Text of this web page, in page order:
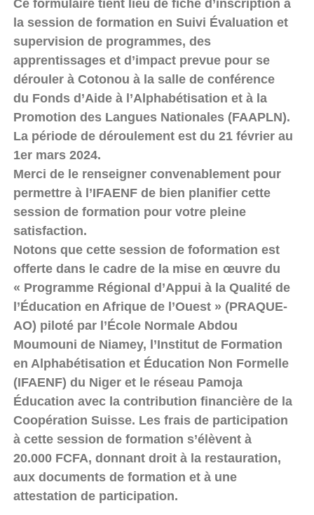
Ce formulaire tient lieu de fiche d’inscription à
la session de formation en Suivi Évaluation et
supervision de programmes, des
apprentissages et d’impact prevue pour se
dérouler à Cotonou à la salle de conférence
du Fonds d’Aide à l’Alphabétisation et à la
Promotion des Langues Nationales (FAAPLN).
La période de déroulement est du 21 février au
1er mars 2024.
Merci de le renseigner convenablement pour
permettre à l’IFAENF de bien planifier cette
session de formation pour votre pleine
satisfaction.
Notons que cette session de foformation est
offerte dans le cadre de la mise en œuvre du
« Programme Régional d’Appui à la Qualité de
l’Éducation en Afrique de l’Ouest » (PRAQUE-
AO) piloté par l’École Normale Abdou
Moumouni de Niamey, l’Institut de Formation
en Alphabétisation et Éducation Non Formelle
(IFAENF) du Niger et le réseau Pamoja
Éducation avec la contribution financière de la
Coopération Suisse. Les frais de participation
à cette session de formation s’élèvent à
20.000 FCFA, donnant droit à la restauration,
aux documents de formation et à une
attestation de participation.